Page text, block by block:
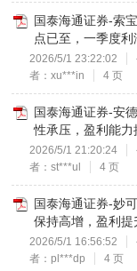
国泰海通证券-索
点已至，一季度
2026/5/1 23:22:02
者：xu***in
4 页
国泰海通证券-安
性承压，盈利能力
2026/5/1 21:20:24
者：st***ul
4 页
国泰海通证券-妙
保持高增，盈利提
2026/5/1 16:56:52
者：pl***dp
4 页